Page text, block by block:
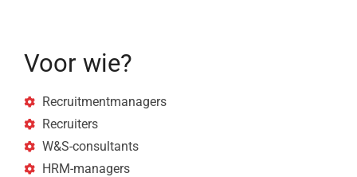
Voor wie?
Recruitmentmanagers
Recruiters
W&S-consultants
HRM-managers